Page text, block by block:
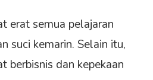
erat semua pelajaran
suci kemarin. Selain itu,
berbisnis dan kepekaan